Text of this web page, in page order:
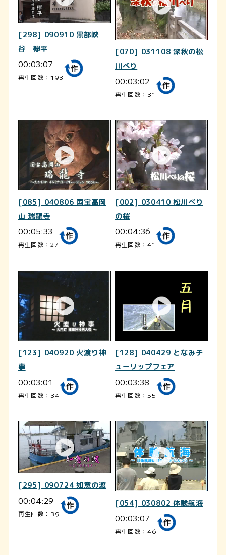
[298] 090910 黒部峡
谷 欅平
00:03:07
再生回数：193
[070] 031108 深秋の松
川べり
00:03:02
再生回数：31
[085] 040806 国宝高岡
山 瑞龍寺
00:05:33
再生回数：27
[002] 030410 松川べり
の桜
00:04:36
再生回数：41
[123] 040920 火渡り神
事
00:03:01
再生回数：34
[128] 040429 となみチ
ューリップフェア
00:03:38
再生回数：55
[295] 090724 如意の渡
00:04:29
再生回数：39
[054] 030802 体験航海
00:03:07
再生回数：46